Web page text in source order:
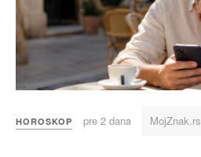
HOROSKOP pre 2 dana MojZnak.rs